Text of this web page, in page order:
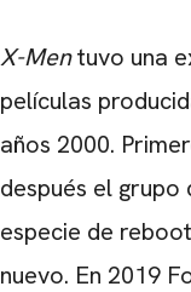
X-Mentuvo una
películas
años 2000.
después el grupo
especie de
nuevo. En 2019